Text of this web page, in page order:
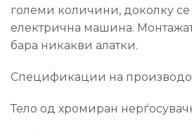
големи количини, доколку
електрична машина.
бара никакви алатки.
Спецификации на
Тело од хромиран